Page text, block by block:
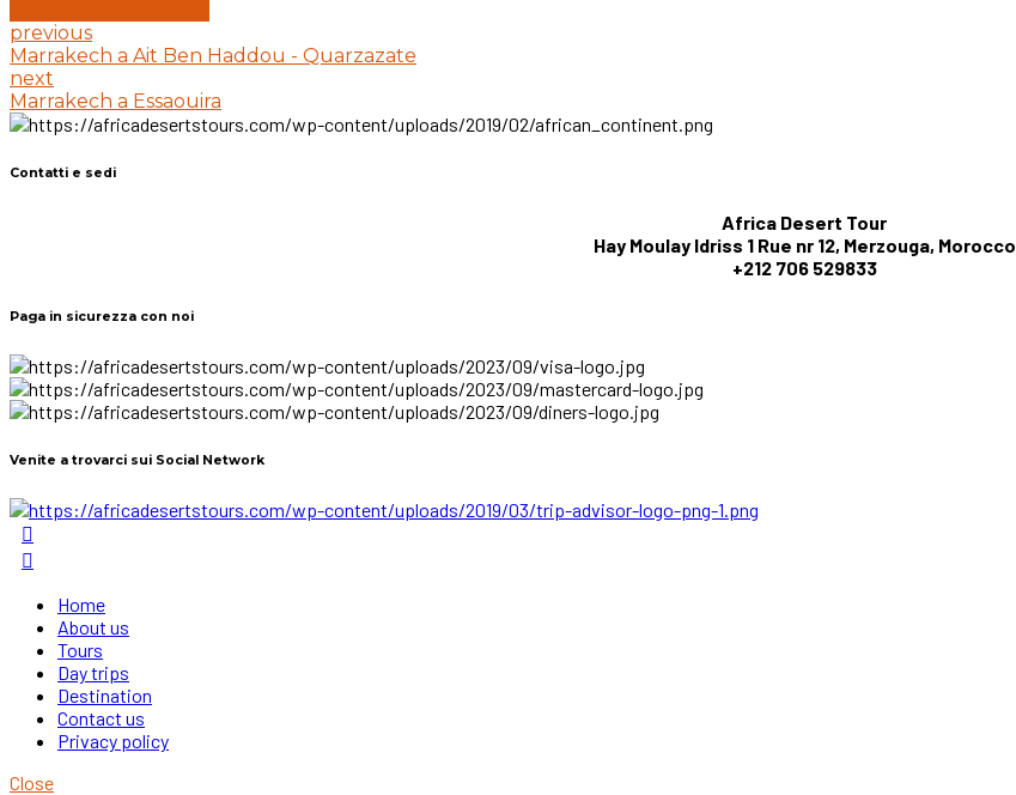
previous
Marrakech a Ait Ben Haddou - Quarzazate
next
Marrakech a Essaouira
Contatti e sedi
Africa Desert Tour
Hay Moulay Idriss 1 Rue nr 12, Merzouga, Morocco
+212 706 529833
Paga in sicurezza con noi
Venite a trovarci sui Social Network
Home
About us
Tours
Day trips
Destination
Contact us
Privacy policy
Close